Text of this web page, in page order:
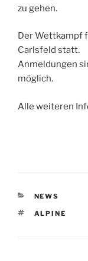
zu gehen.
Der Wettkampf
Carlsfeld statt.
Anmeldungen
möglich.
Alle weiteren
KATEGORIEN
NEWS
ALPINE